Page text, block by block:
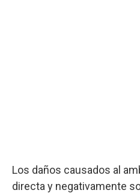
Los daños causados al
directa y negativamente